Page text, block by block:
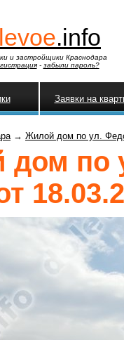
.info
и застройщики Краснодара
- забыли пароль?
Заявки на
→ Жилой дом по ул.
дом